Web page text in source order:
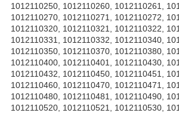
1012110250, 1012110260, 1012110261,
1012110270, 1012110271, 1012110272,
1012110320, 1012110321, 1012110322,
1012110331, 1012110332, 1012110340,
1012110350, 1012110370, 1012110380,
1012110400, 1012110401, 1012110430,
1012110432, 1012110450, 1012110451,
1012110460, 1012110470, 1012110471,
1012110480, 1012110481, 1012110490,
1012110520, 1012110521, 1012110530,